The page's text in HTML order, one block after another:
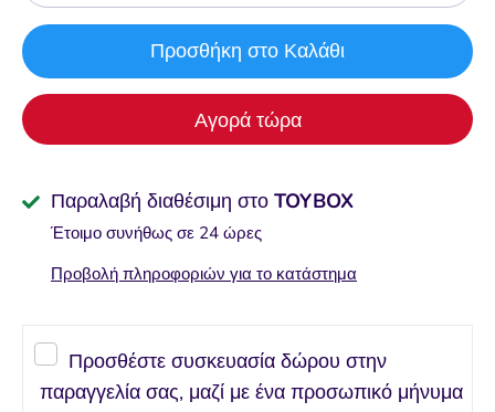
Προσθήκη στο Καλάθι
Αγορά τώρα
Παραλαβή διαθέσιμη στο TOYBOX
Έτοιμο συνήθως σε 24 ώρες
Προβολή πληροφοριών για το κατάστημα
Προσθέστε συσκευασία δώρου στην
παραγγελία σας, μαζί με ένα προσωπικό μήνυμα